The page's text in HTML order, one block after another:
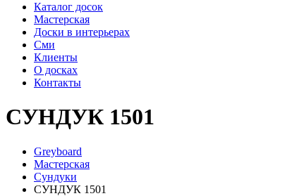
Каталог досок
Мастерская
Доски в интерьерах
Сми
Клиенты
О досках
Контакты
СУНДУК 1501
Greyboard
Мастерская
Сундуки
СУНДУК 1501